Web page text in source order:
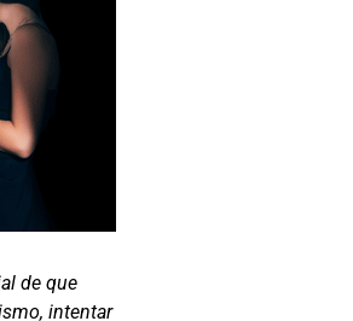
de que
intentar